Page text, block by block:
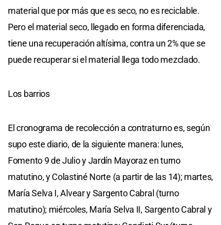
material que por más que es seco, no es reciclable.
Pero el material seco, llegado en forma diferenciada,
tiene una recuperación altísima, contra un 2% que se
puede recuperar si el material llega todo mezclado.
Los barrios
El cronograma de recolección a contraturno es, según
supo este diario, de la siguiente manera: lunes,
Fomento 9 de Julio y Jardín Mayoraz en turno
matutino, y Colastiné Norte (a partir de las 14); martes,
María Selva I, Alvear y Sargento Cabral (turno
matutino); miércoles, María Selva II, Sargento Cabral y